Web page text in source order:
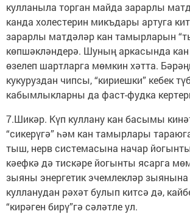
кулланыла торган майда зарарлы
канда холестерин микъдары артуга
зарарлы матдәләр кан тамырларын
көпшәкләндерә. Шуның аркасында
өзелеп шартларга мөмкин хәтта.
кукуруздан чипсы, “кириешки” кебек
кабымлыкларны да фаст-фудка
7.Шикәр. Күп куллану кан басымы
“сикерүгә” һәм кан тамырлары
тыш, нерв системасына начар
кәефкә дә тискәре йогынты ясарга
зыяны энергетик эчемлекләр
кулланудан рәхәт булып китсә дә,
“кирәген бирү”гә сәләтле ул.